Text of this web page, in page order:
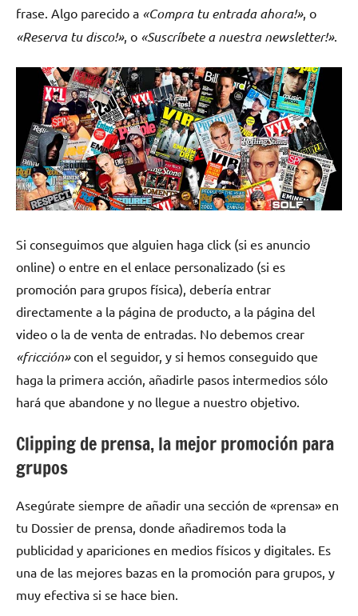
frase. Algo parecido a «Compra tu entrada ahora!», o
«Reserva tu disco!», o «Suscríbete a nuestra newsletter!».
Si conseguimos que alguien haga click (si es anuncio
online) o entre en el enlace personalizado (si es
promoción para grupos física), debería entrar
directamente a la página de producto, a la página del
video o la de venta de entradas. No debemos crear
«fricción»con el seguidor, y si hemos conseguido que
haga la primera acción, añadirle pasos intermedios sólo
hará que abandone y no llegue a nuestro objetivo.
Clipping de prensa, la mejor promoción para
grupos
Asegúrate siempre de añadir una sección de «prensa» en
tu Dossier de prensa, donde añadiremos toda la
publicidad y apariciones en medios físicos y digitales. Es
una de las mejores bazas en la promoción para grupos, y
muy efectiva si se hace bien.